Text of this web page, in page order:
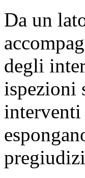
Da un
degli
ispezioni
interventi